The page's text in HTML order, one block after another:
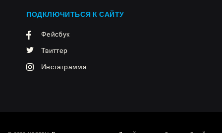
ПОДКЛЮЧИТЬСЯ К САЙТУ
Фейсбук
Твиттер
Инстаграмма